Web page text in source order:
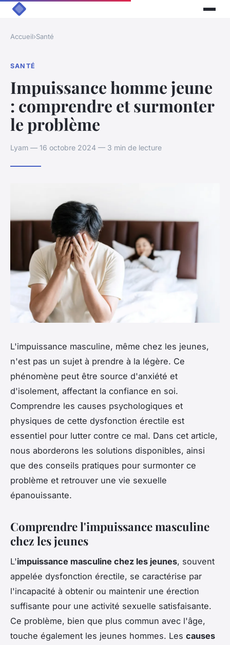
Accueil›Santé
SANTÉ
Impuissance homme jeune
: comprendre et surmonter
le problème
Lyam — 16 octobre 2024 — 3 min de lecture
L'impuissance masculine, même chez les jeunes,
n'est pas un sujet à prendre à la légère. Ce
phénomène peut être source d'anxiété et
d'isolement, affectant la confiance en soi.
Comprendre les causes psychologiques et
physiques de cette dysfonction érectile est
essentiel pour lutter contre ce mal. Dans cet article,
nous aborderons les solutions disponibles, ainsi
que des conseils pratiques pour surmonter ce
problème et retrouver une vie sexuelle
épanouissante.
Comprendre l'impuissance masculine
chez les jeunes
L'impuissance masculine chez les jeunes, souvent
appelée dysfonction érectile, se caractérise par
l'incapacité à obtenir ou maintenir une érection
suffisante pour une activité sexuelle satisfaisante.
Ce problème, bien que plus commun avec l'âge,
touche également les jeunes hommes. Les causes